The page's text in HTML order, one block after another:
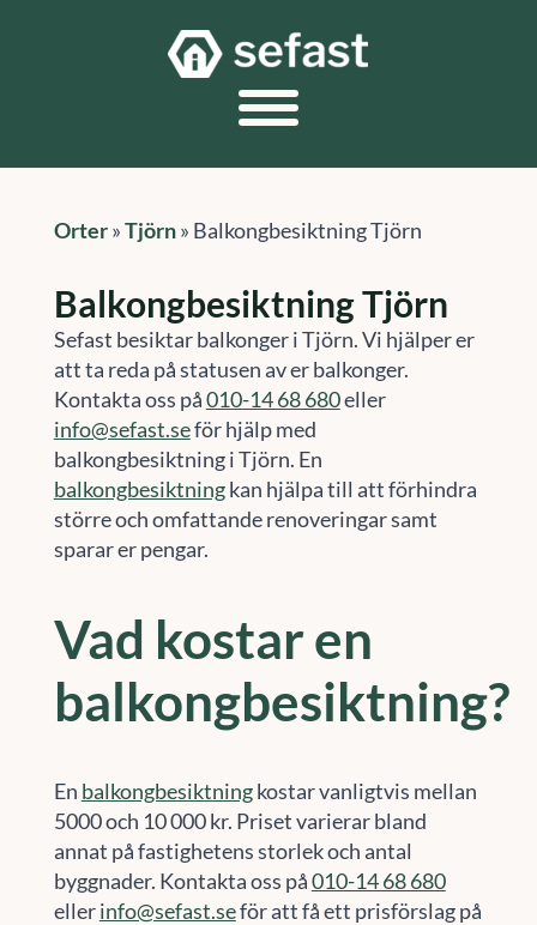
Orter»Tjörn» Balkongbesiktning Tjörn
Balkongbesiktning Tjörn
Sefast besiktar balkonger i Tjörn. Vi hjälper er
att ta reda på statusen av er balkonger.
Kontakta oss på010-14 68 680eller
info@sefast.seför hjälp med
balkongbesiktning i Tjörn. En
balkongbesiktningkan hjälpa till att förhindra
större och omfattande renoveringar samt
sparar er pengar.
Vad kostar en
balkongbesiktning?
En balkongbesiktningkostar vanligtvis mellan
5000 och 10 000 kr. Priset varierar bland
annat på fastighetens storlek och antal
byggnader. Kontakta oss på010-14 68 680
ellerinfo@sefast.seför att få ett prisförslag på